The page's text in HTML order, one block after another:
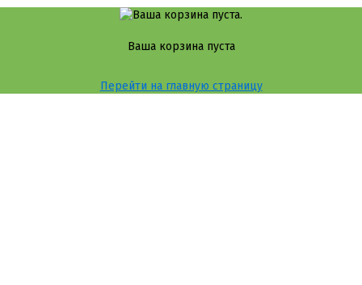
Ваша корзина пуста
Перейти на главную страницу